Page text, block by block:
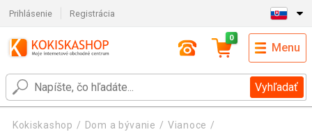
Prihlásenie Registrácia
Vyhľadať
0
Menu
Kokiskashop Dom a bývanie
Vianoce